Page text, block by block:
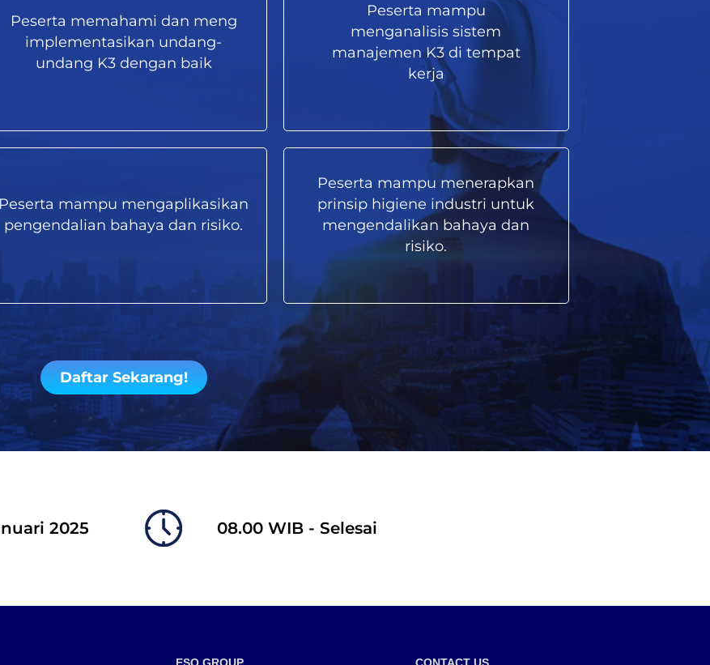
Peserta memahami dan meng
implementasikan undang-
undang K3 dengan baik
Peserta mampu
menganalisis sistem
manajemen K3 di tempat
kerja
Peserta mampu mengaplikasikan
pengendalian bahaya dan risiko.
Peserta mampu menerapkan
prinsip higiene industri untuk
mengendalikan bahaya dan
risiko.
Daftar Sekarang!
2025 08.00 WIB - Selesai